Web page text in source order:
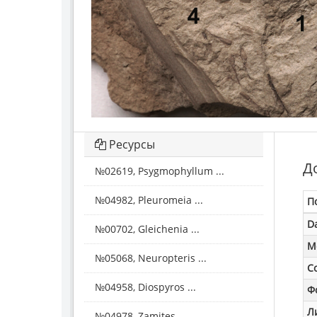
Ресурсы
№02619, Psygmophyllum ...
№04982, Pleuromeia ...
№00702, Gleichenia ...
№05068, Neuropteris ...
№04958, Diospyros ...